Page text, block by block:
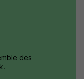
des